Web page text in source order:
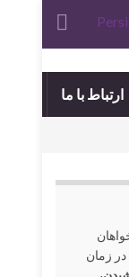
ارتباط با ما
زمان